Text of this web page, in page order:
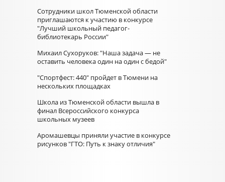
Сотрудники школ Тюменской области
приглашаются к участию в конкурсе
"Лучший школьный педагог-
библиотекарь России"
Михаил Сухоруков: "Наша задача — не
оставить человека один на один с бедой"
"Спортфест: 440" пройдет в Тюмени на
нескольких площадках
Школа из Тюменской области вышла в
финал Всероссийского конкурса
школьных музеев
Аромашевцы приняли участие в конкурсе
рисунков "ГТО: Путь к знаку отличия"